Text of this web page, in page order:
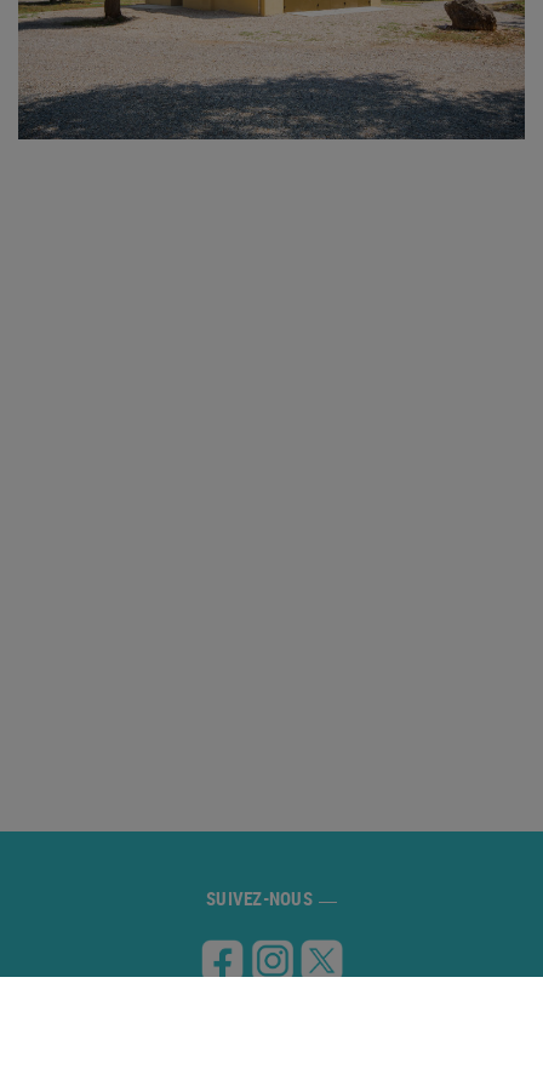
SUIVEZ-NOUS